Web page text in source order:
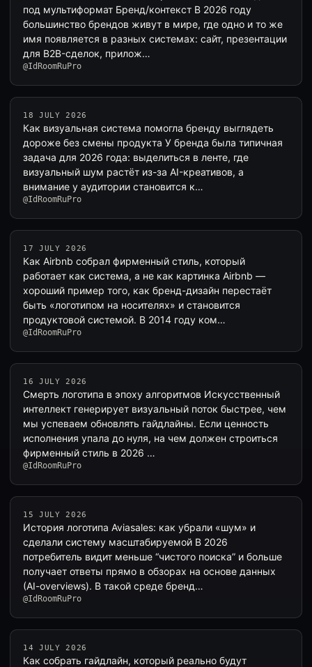
под мультиформат Бренд/контекст В 2026 году
большинство брендов живут в мире, где одно и то же
имя появляется в разных системах: сайт, презентации
для B2B-сделок, прилож…
@IdRoomRuPro
18 JULY 2026
Как визуальная система помогла бренду выглядеть
дороже без смены продукта У бренда была типичная
задача для 2026 года: выделиться в ленте, где
визуальный шум растёт из-за AI-креативов, а
внимание у аудитории становится к…
@IdRoomRuPro
17 JULY 2026
Как Airbnb собрал фирменный стиль, который
работает как система, а не как картинка Airbnb —
хороший пример того, как бренд-дизайн перестаёт
быть «логотипом на носителях» и становится
продуктовой системой. В 2014 году ком…
@IdRoomRuPro
16 JULY 2026
Смерть логотипа в эпоху алгоритмов Искусственный
интеллект генерирует визуальный поток быстрее, чем
мы успеваем обновлять гайдлайны. Если ценность
исполнения упала до нуля, на чем должен строиться
фирменный стиль в 2026 …
@IdRoomRuPro
15 JULY 2026
История логотипа Aviasales: как убрали «шум» и
сделали систему масштабируемой В 2026
потребитель видит меньше “чистого поиска” и больше
получает ответы прямо в обзорах на основе данных
(AI-overviews). В такой среде бренд…
@IdRoomRuPro
14 JULY 2026
Как собрать гайдлайн, который реально будут